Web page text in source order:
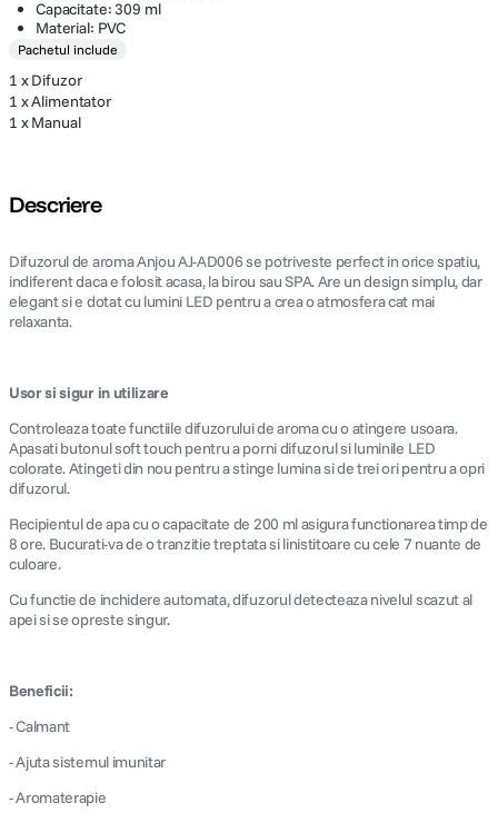
Capacitate: 309 ml
Material: PVC
Pachetul include
1 x Difuzor
1 x Alimentator
1 x Manual
Descriere
Difuzorul de aroma Anjou AJ-AD006 se potriveste perfect in orice spatiu,
indiferent daca e folosit acasa, la birou sau SPA. Are un design simplu, dar
elegant si e dotat cu lumini LED pentru a crea o atmosfera cat mai
relaxanta.
Usor si sigur in utilizare
Controleaza toate functiile difuzorului de aroma cu o atingere usoara.
Apasati butonul soft touch pentru a porni difuzorul si luminile LED
colorate. Atingeti din nou pentru a stinge lumina si de trei ori pentru a opri
difuzorul.
Recipientul de apa cu o capacitate de 200 ml asigura functionarea timp de
8 ore. Bucurati-va de o tranzitie treptata si linistitoare cu cele 7 nuante de
culoare.
Cu functie de inchidere automata, difuzorul detecteaza nivelul scazut al
apei si se opreste singur.
Beneficii:
- Calmant
- Ajuta sistemul imunitar
- Aromaterapie